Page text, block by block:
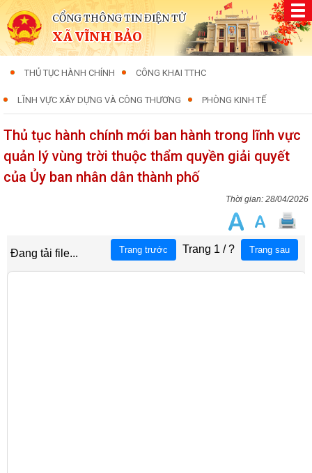
CỔNG THÔNG TIN ĐIỆN TỬ
XÃ VĨNH BẢO
THỦ TỤC HÀNH CHÍNH CÔNG KHAI TTHC
LĨNH VỰC XÂY DỰNG VÀ CÔNG THƯƠNG PHÒNG KINH TẾ
Thủ tục hành chính mới ban hành trong lĩnh vực
quản lý vùng trời thuộc thẩm quyền giải quyết
của Ủy ban nhân dân thành phố
28/04/2026